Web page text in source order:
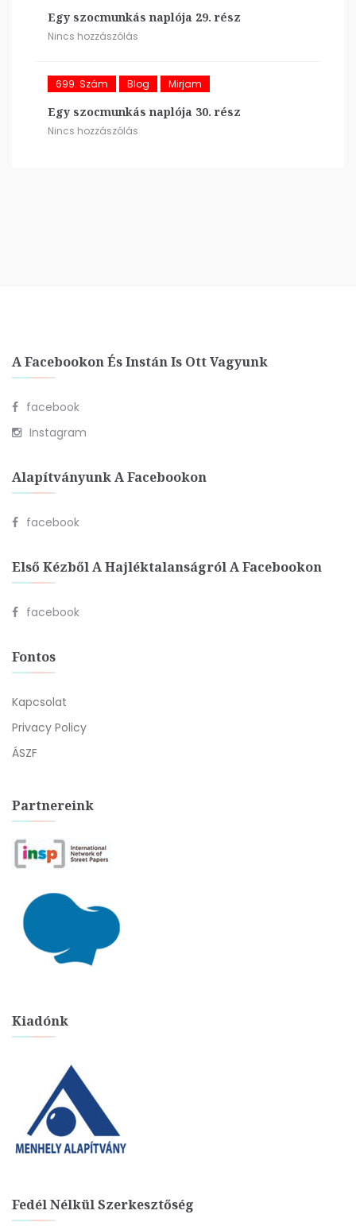
Egy szocmunkás naplója 29. rész
Nincs hozzászólás
699. Szám Blog Mirjam
Egy szocmunkás naplója 30. rész
Nincs hozzászólás
A Facebookon És Instán Is Ott Vagyunk
facebook
Instagram
Alapítványunk A Facebookon
facebook
Első Kézből A Hajléktalanságról A Facebookon
facebook
Fontos
Kapcsolat
Privacy Policy
ÁSZF
Partnereink
Kiadónk
Fedél Nélkül Szerkesztőség